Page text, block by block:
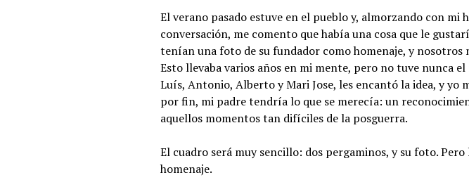
El verano pasado estuve en el pueblo y, almorzando con
conversación, me comento que había una cosa que le
tenían una foto de su fundador como homenaje, y nosotros
Esto llevaba varios años en mi mente, pero no tuve nunca
Luís, Antonio, Alberto y Mari Jose, les encantó la idea, y yo
por fin, mi padre tendría lo que se merecía: un
aquellos momentos tan difíciles de la posguerra.
El cuadro será muy sencillo: dos pergaminos, y su foto.
homenaje.